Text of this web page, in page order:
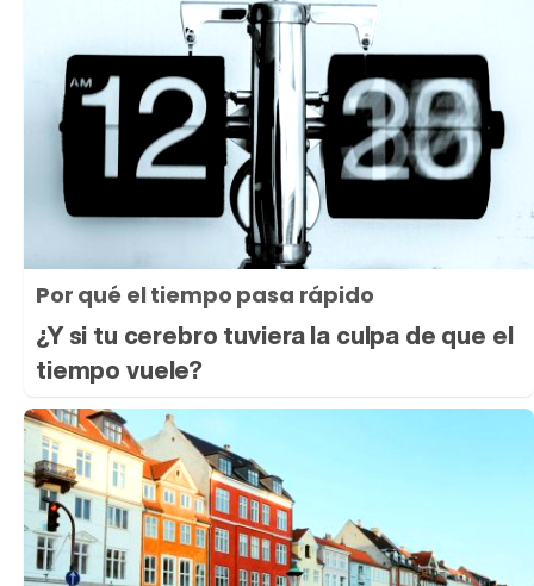
Por qué el tiempo pasa rápido
¿Y si tu cerebro tuviera la culpa de que el
tiempo vuele?